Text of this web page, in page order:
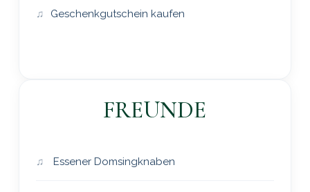
Geschenkgutschein kaufen
FREUNDE
Essener Domsingknaben